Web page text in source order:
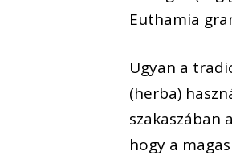
Euthamia
Ugyan a
(herba)
szakaszában
hogy a